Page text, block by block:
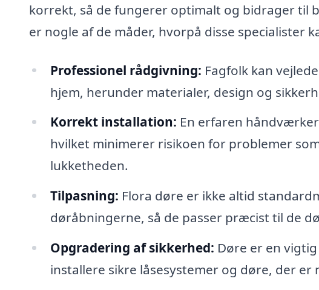
korrekt, så de fungerer optimalt og bidrager til
er nogle af de måder, hvorpå disse specialister
Professionel rådgivning: Fagfolk kan
hjem, herunder materialer, design og
Korrekt installation: En erfaren
hvilket minimerer risikoen for problemer
lukketheden.
Tilpasning: Flora døre er ikke altid
døråbningerne, så de passer præcist til de
Opgradering af sikkerhed: Døre er en
installere sikre låsesystemer og døre, der